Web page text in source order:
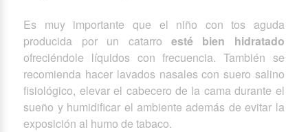
Es muy importante que el niño con tos aguda
producida por un catarro esté bien hidratado
ofreciéndole líquidos con frecuencia. También se
recomienda hacer lavados nasales con suero salino
fisiológico, elevar el cabecero de la cama durante el
sueño y humidificar el ambiente además de evitar la
exposición al humo de tabaco.